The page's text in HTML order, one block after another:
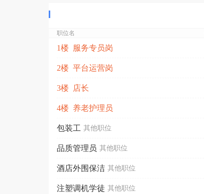
职位名
1楼 服务专员岗
2楼 平台运营岗
3楼 店长
4楼 养老护理员
包装工 其他职位
品质管理员 其他职位
酒店外围保洁 其他职位
注塑调机学徒 其他职位